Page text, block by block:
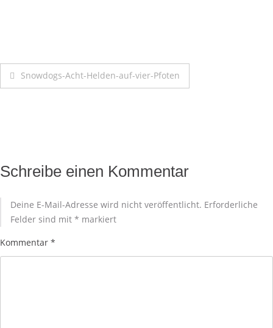
Snowdogs-Acht-Helden-auf-vier-Pfoten
Schreibe einen Kommentar
Deine E-Mail-Adresse wird nicht veröffentlicht. Erforderliche
Felder sind mit * markiert
Kommentar *